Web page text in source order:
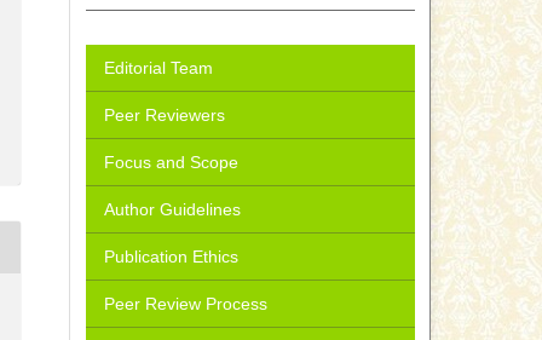
Editorial Team
Peer Reviewers
Focus and Scope
Author Guidelines
Publication Ethics
Peer Review Process